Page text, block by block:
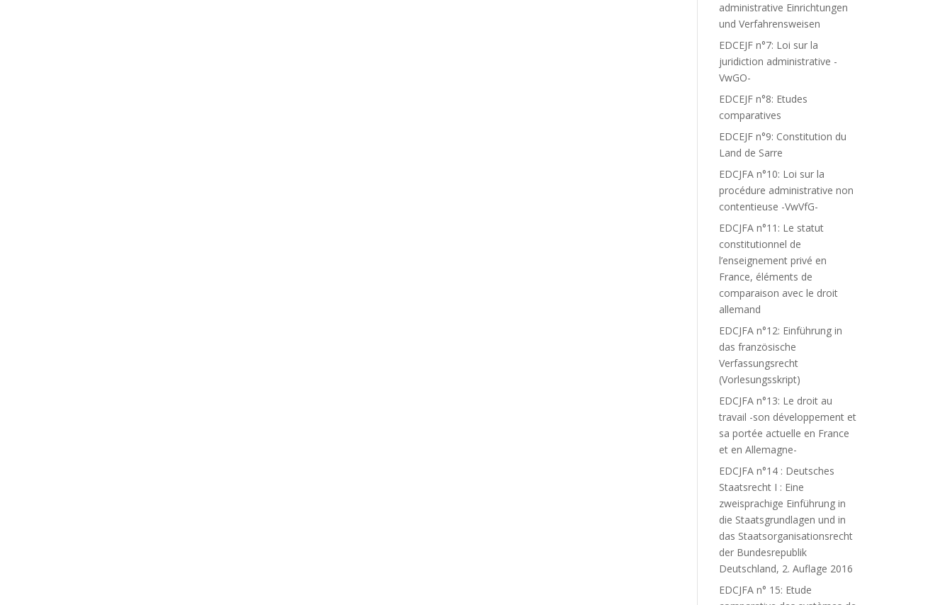
administrative Einrichtungen
und Verfahrensweisen
EDCEJF n°7: Loi sur la
juridiction administrative -
VwGO-
EDCEJF n°8: Etudes
comparatives
EDCEJF n°9: Constitution du
Land de Sarre
EDCJFA n°10: Loi sur la
procédure administrative non
contentieuse -VwVfG-
EDCJFA n°11: Le statut
constitutionnel de
l’enseignement privé en
France, éléments de
comparaison avec le droit
allemand
EDCJFA n°12: Einführung in
das französische
Verfassungsrecht
(Vorlesungsskript)
EDCJFA n°13: Le droit au
travail -son développement et
sa portée actuelle en France
et en Allemagne-
EDCJFA n°14 : Deutsches
Staatsrecht I : Eine
zweisprachige Einführung in
die Staatsgrundlagen und in
das Staatsorganisationsrecht
der Bundesrepublik
Deutschland, 2. Auflage 2016
EDCJFA n° 15: Etude